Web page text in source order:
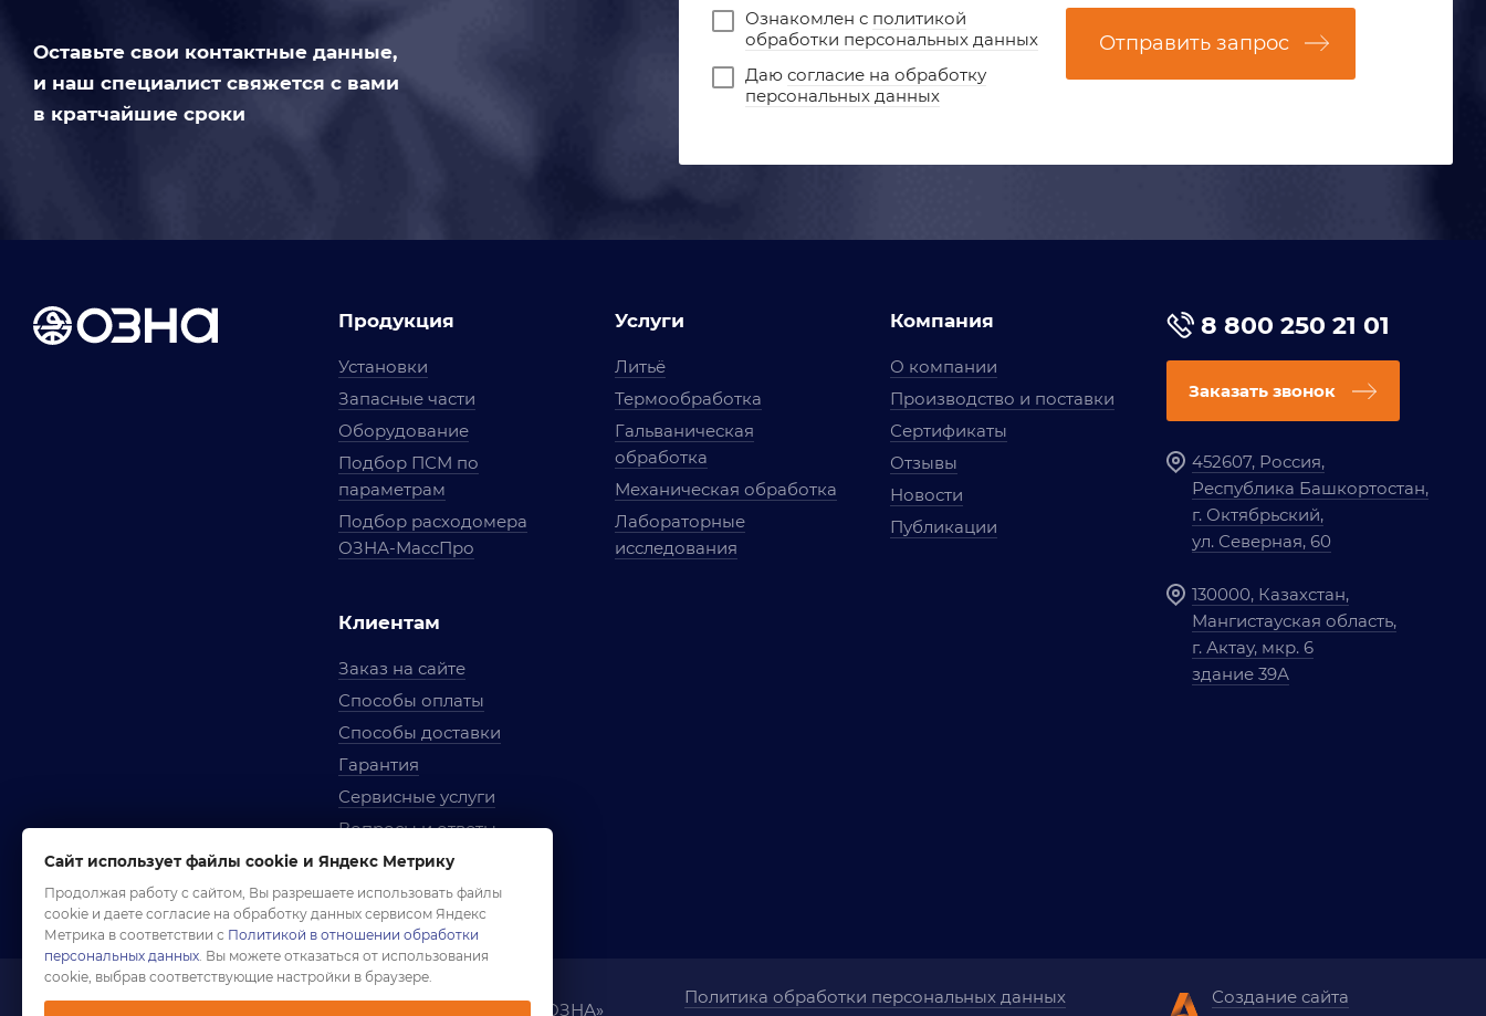
Оставьте свои контактные данные,
и наш специалист свяжется с вами
в кратчайшие сроки
Ознакомлен с политикой
обработки персональных данных
Даю согласие на обработку
персональных данных
Отправить запрос
Продукция
Установки
Запасные части
Оборудование
Подбор ПСМ по
параметрам
Подбор расходомера
ОЗНА-МассПро
Клиентам
Заказ на сайте
Способы оплаты
Способы доставки
Гарантия
Сервисные услуги
Вопросы и ответы
Условия сотрудничества
Правила использования
Услуги
Литьё
Термообработка
Гальваническая
обработка
Механическая обработка
Лабораторные
исследования
Компания
О компании
Производство и поставки
Сертификаты
Отзывы
Новости
Публикации
8 800 250 21 01
Заказать звонок
452607, Россия,
Республика Башкортостан,
г. Октябрьский,
ул. Северная, 60
130000, Казахстан,
Мангистауская область,
г. Актау, мкр. 6
здание 39А
Компания «ОЗНА»
Политика обработки персональных данных
Создание сайта
Сайт использует файлы cookie и Яндекс Метрику
Продолжая работу с сайтом, Вы разрешаете использовать файлы
cookie и даете согласие на обработку данных сервисом Яндекс
Метрика в соответствии с Политикой в отношении обработки
персональных данных. Вы можете отказаться от использования
cookie, выбрав соответствующие настройки в браузере.